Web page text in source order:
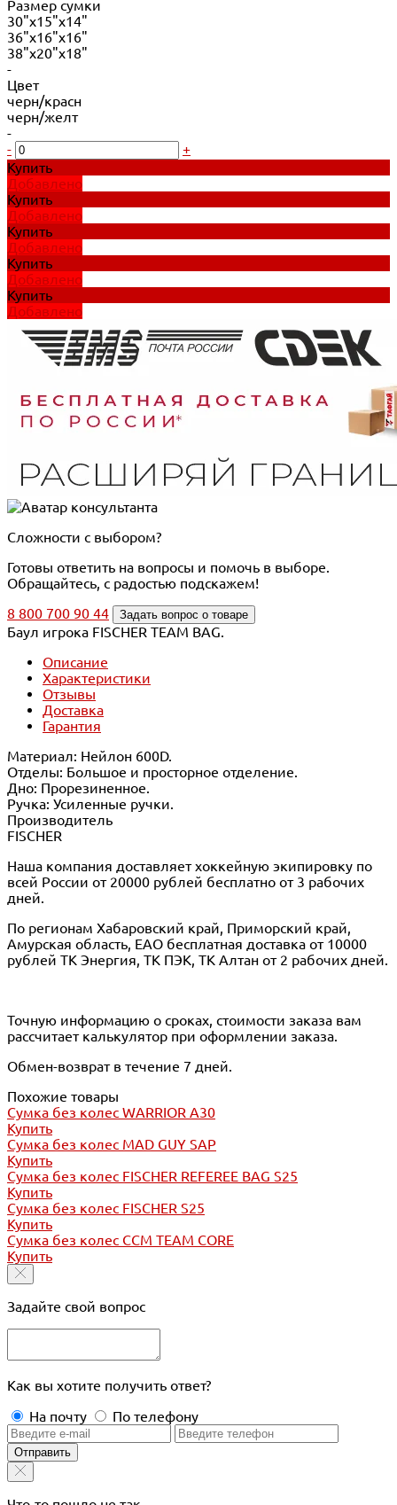
Размер сумки
30"x15"x14"
36"x16"x16"
38"x20"x18"
-
Цвет
черн/красн
черн/желт
-
-
+
Купить
Добавлено
Купить
Добавлено
Купить
Добавлено
Купить
Добавлено
Купить
Добавлено
Сложности с выбором?
Готовы ответить на вопросы и помочь в выборе.
Обращайтесь, с радостью подскажем!
8 800 700 90 44
Задать вопрос о товаре
Баул игрока FISCHER TEAM BAG.
Описание
Характеристики
Отзывы
Доставка
Гарантия
Материал: Нейлон 600D.
Отделы: Большое и просторное отделение.
Дно: Прорезиненное.
Ручка: Усиленные ручки.
Производитель
FISCHER
Наша компания доставляет хоккейную экипировку по
всей России от 20000 рублей бесплатно от 3 рабочих
дней.
По регионам Хабаровский край, Приморский край,
Амурская область, ЕАО бесплатная доставка от 10000
рублей ТК Энергия, ТК ПЭК, ТК Алтан от 2 рабочих дней.
Точную информацию о сроках, стоимости заказа вам
рассчитает калькулятор при оформлении заказа.
Обмен-возврат в течение 7 дней.
Похожие товары
Сумка без колес WARRIOR A30
Купить
Сумка без колес MAD GUY SAP
Купить
Сумка без колес FISCHER REFEREE BAG S25
Купить
Сумка без колес FISCHER S25
Купить
Сумка без колес CCM TEAM CORE
Купить
Задайте свой вопрос
Как вы хотите получить ответ?
На почту
По телефону
Отправить